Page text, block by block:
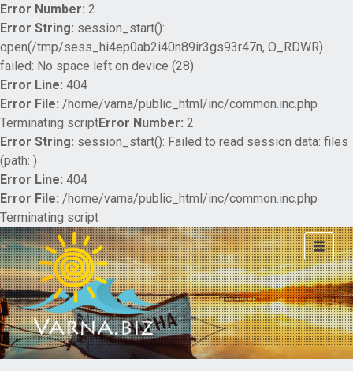
Error Number: 2
Error String: session_start():
open(/tmp/sess_hi4ep0ab2i40n89ir3gs93r47n, O_RDWR)
failed: No space left on device (28)
Error Line: 404
Error File: /home/varna/public_html/inc/common.inc.php
Terminating scriptError Number: 2
Error String: session_start(): Failed to read session data: files
(path: )
Error Line: 404
Error File: /home/varna/public_html/inc/common.inc.php
Terminating script
Toggle